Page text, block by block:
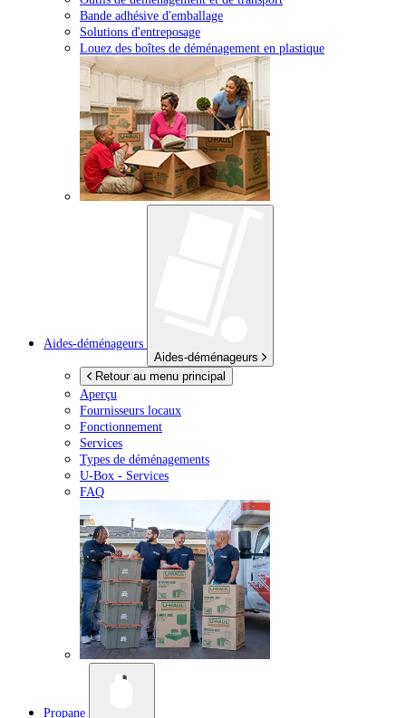
Bande adhésive d'emballage
Solutions d'entreposage
Louez des boîtes de déménagement en plastique
Aides-déménageurs
Aides-déménageurs
Retour au menu principal
Aperçu
Fournisseurs locaux
Fonctionnement
Services
Types de déménagements
U-Box - Services
FAQ
Propane